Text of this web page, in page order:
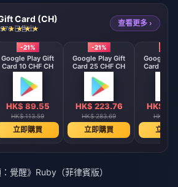
Card (CH)
976 已售出
查看更多 ›
-21%
Google Play Gift
Card 10 CHF CH
HK$ 89.55
HK$ 113.59
立即購買
-21%
Google Play Gift
Card 25 CHF CH
HK$ 223.76
HK$ 283.69
立即購買
Google
Card 50
HK$
HK$
立即
覺醒》Ruby（菲律賓版）